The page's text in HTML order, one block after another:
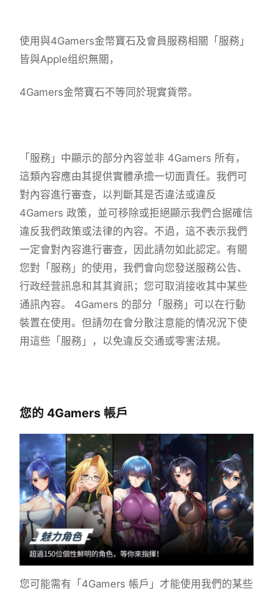
使用與4Gamers金幣寶石及會員服務相關「服務」
皆與Apple组织無關，
4Gamers金幣寶石不等同於現實貨幣。
「服務」中顯示的部分內容並非 4Gamers 所有，
這類內容應由其提供實體承擔一切面責任。我們可
對內容進行審查，以判斷其是否違法或違反
4Gamers 政策，並可移除或拒絕顯示我們合据確信
違反我們政策或法律的內容。不過，這不表示我們
一定會對內容進行審查，因此請勿如此認定。有關
您對「服務」的使用，我們會向您發送服務公告、
行政经营訊息和其其資訊；您可取消接收其中某些
通訊內容。 4Gamers 的部分「服務」可以在行動
裝置在使用。但請勿在會分散注意能的情况況下使
用這些「服務」，以免違反交通或零害法規。
您的 4Gamers 帳戶
您可能需有「4Gamers 帳戶」才能使用我們的某些